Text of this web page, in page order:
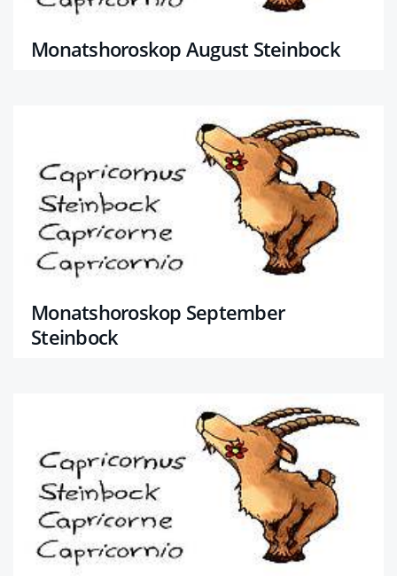
Monatshoroskop August Steinbock
Monatshoroskop September
Steinbock